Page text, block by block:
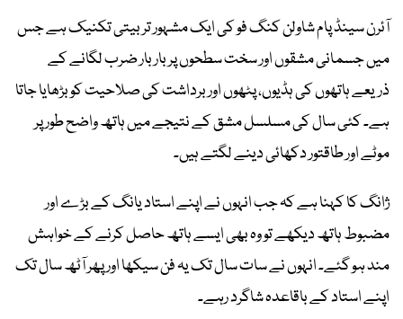
آئرن سینڈ پام شاولن کنگ فو کی ایک مشہور تربیتی تکنیک ہے جس
میں جسمانی مشقوں اور سخت سطحوں پر بار بار ضرب لگانے کے
ذریعے ہاتھوں کی ہڈیوں، پٹھوں اور برداشت کی صلاحیت کو بڑھایا جاتا
ہے۔ کئی سال کی مسلسل مشق کے نتیجے میں ہاتھ واضح طور پر
موٹے اور طاقتور دکھائی دینے لگتے ہیں۔
ژانگ کا کہنا ہے کہ جب انہوں نے اپنے استاد یانگ کے بڑے اور
مضبوط ہاتھ دیکھے تو وہ بھی ایسے ہاتھ حاصل کرنے کے خواہش
مند ہو گئے۔ انہوں نے سات سال تک یہ فن سیکھا اور پھر آٹھ سال تک
اپنے استاد کے باقاعدہ شاگرد رہے۔